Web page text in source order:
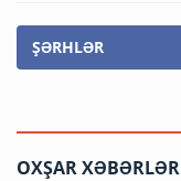
ŞƏRHLƏR
OXŞAR XƏBƏRLƏR